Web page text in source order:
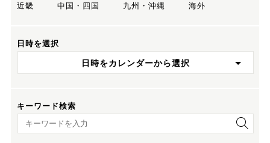
近畿
中国・四国 九州・沖縄 海外
日時を選択
日時をカレンダーから選択
キーワード検索
キーワード検索